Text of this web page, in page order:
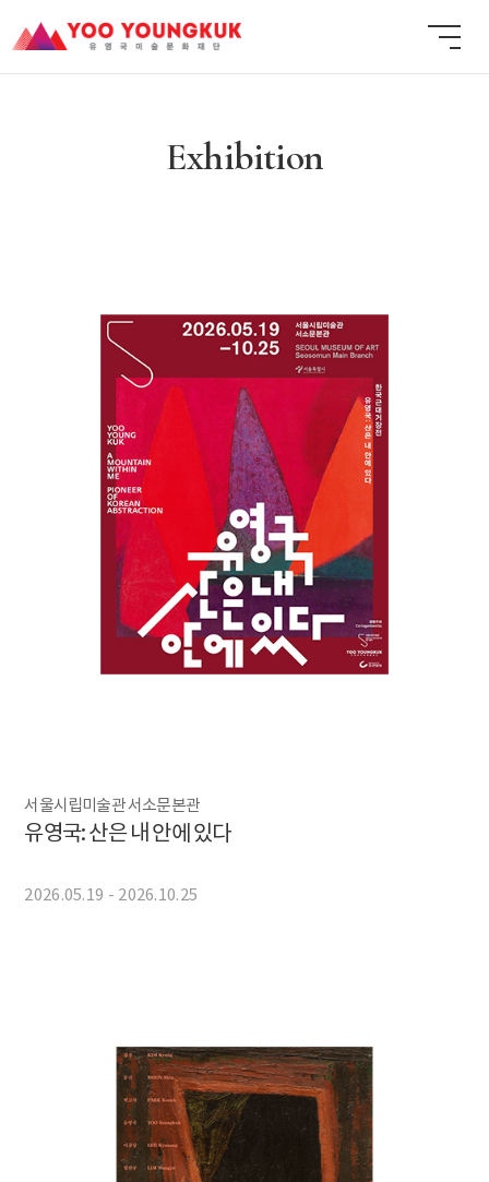
Exhibition
서울시립미술관 서소문본관
유영국: 산은 내 안에 있다
2026.05.19 - 2026.10.25